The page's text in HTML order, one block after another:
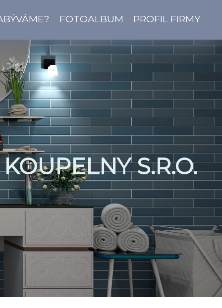
FOTOALBUM PROFIL FIRMY
S.R.O.